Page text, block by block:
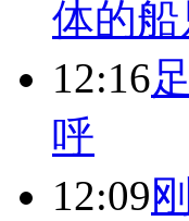
体的
12:16
呼
12:09